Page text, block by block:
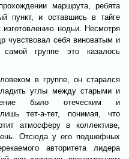
маршрута, ребята
пункт, и оставшись в тайге
нодьи. Несмотря
чувствовал себя виноватым и
группе это казалось
в группе, он старался
углы между старыми и
было отеческим и
тет-а-тет, понимая, что
атмосферу в коллективе,
Отсюда у его подшефных
авторитета лидера